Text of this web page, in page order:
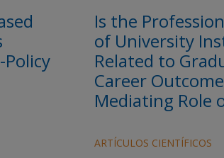
Is the
of University
Related to
Career
Mediating Role
ARTÍCULOS CIENTÍFICOS